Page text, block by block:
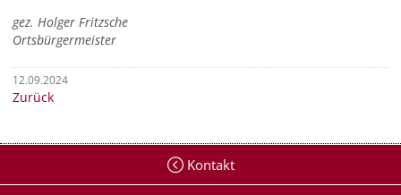
gez. Holger Fritzsche
Ortsbürgermeister
12.09.2024
Zurück
Kontakt